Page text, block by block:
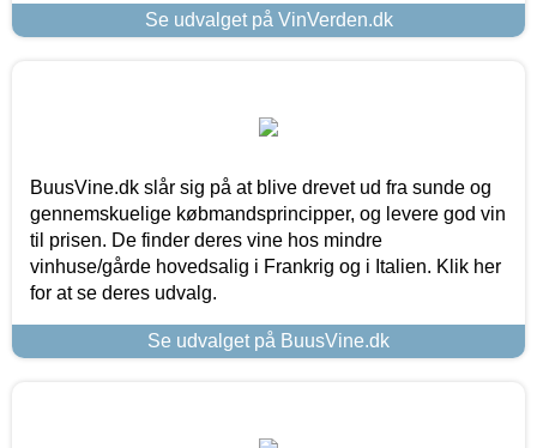
Se udvalget på VinVerden.dk
BuusVine.dk slår sig på at blive drevet ud fra sunde og
gennemskuelige købmandsprincipper, og levere god vin
til prisen. De finder deres vine hos mindre
vinhuse/gårde hovedsalig i Frankrig og i Italien. Klik her
for at se deres udvalg.
Se udvalget på BuusVine.dk